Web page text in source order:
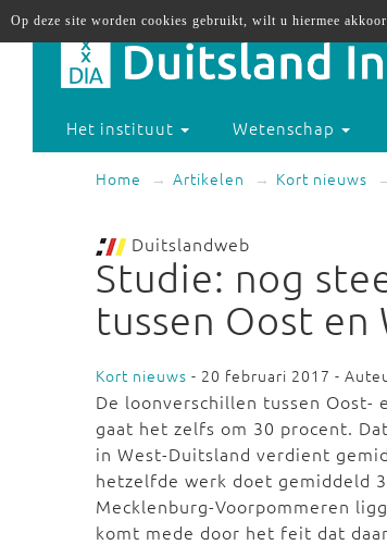
Het instituut Wetenschap
Home Artikelen Kort nieuws
Duitslandweb
Studie: nog
tussen Oost en
Kort nieuws - 20 februari 2017 -
De loonverschillen tussen Oost-
gaat het zelfs om 30 procent.
in West-Duitsland verdient
hetzelfde werk doet gemiddeld
Mecklenburg-Voorpommeren
komt mede door het feit dat
Op deze site worden cookies gebruikt, wilt u hiermee